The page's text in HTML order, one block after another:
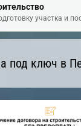
участка и
под ключ в